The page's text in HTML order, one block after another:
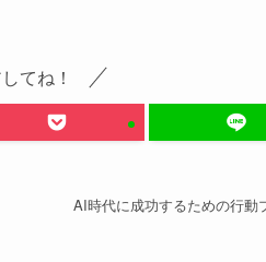
てね！
AI時代に成功するための行動